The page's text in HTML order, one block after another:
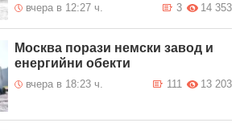
вчера в 12:27 ч. 14 353
3
Москва порази немски завод и
енергийни обекти
вчера в 18:23 ч. 13 203
111